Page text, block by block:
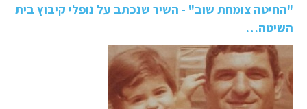
"החיטה צומחת שוב" - השיר שנכתב על נופלי קיבוץ בית
השיטה…